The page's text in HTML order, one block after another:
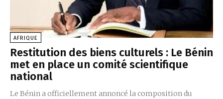
AFRIQUE
‎Restitution des biens culturels : Le Bénin
met en place un comité scientifique
national ‎
‎Le Bénin a officiellement annoncé la composition du